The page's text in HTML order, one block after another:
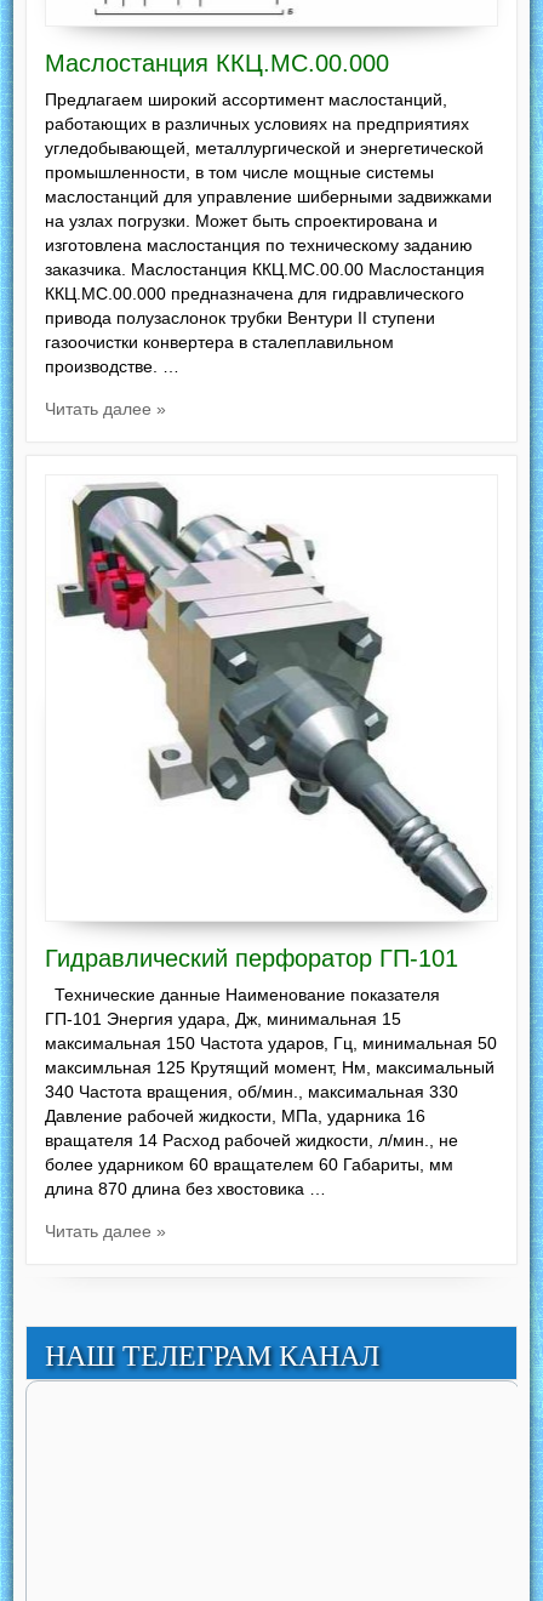
Маслостанция ККЦ.МС.00.000
Предлагаем широкий ассортимент маслостанций,
работающих в различных условиях на предприятиях
угледобывающей, металлургической и энергетической
промышленности, в том числе мощные системы
маслостанций для управление шиберными задвижками
на узлах погрузки. Может быть спроектирована и
изготовлена маслостанция по техническому заданию
заказчика. Маслостанция ККЦ.МС.00.00 Маслостанция
ККЦ.МС.00.000 предназначена для гидравлического
привода полузаслонок трубки Вентури II ступени
газоочистки конвертера в сталеплавильном
производстве. …
Читать далее »
Гидравлический перфоратор ГП-101
Технические данные Наименование показателя
ГП-101 Энергия удара, Дж, минимальная 15
максимальная 150 Частота ударов, Гц, минимальная 50
максимльная 125 Крутящий момент, Нм, максимальный
340 Частота вращения, об/мин., максимальная 330
Давление рабочей жидкости, МПа, ударника 16
вращателя 14 Расход рабочей жидкости, л/мин., не
более ударником 60 вращателем 60 Габариты, мм
длина 870 длина без хвостовика …
Читать далее »
НАШ ТЕЛЕГРАМ КАНАЛ